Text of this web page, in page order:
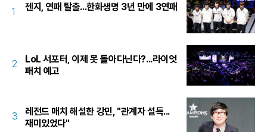
1 젠지, 연패 탈출...한화생명 3년 만에 3연패
2
LoL 서포터, 이제 못 돌아다닌다?...라이엇
패치 예고
3
레전드 매치 해설한 강민, "관계자 설득...
재미있었다"